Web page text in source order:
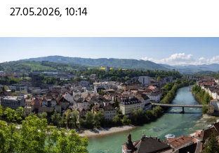
27.05.2026, 10:14